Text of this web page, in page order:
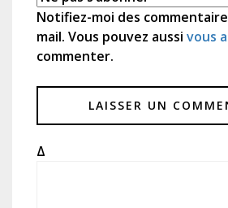
Notifiez-moi des
mail. Vous pouvez aussi vous
commenter.
Δ